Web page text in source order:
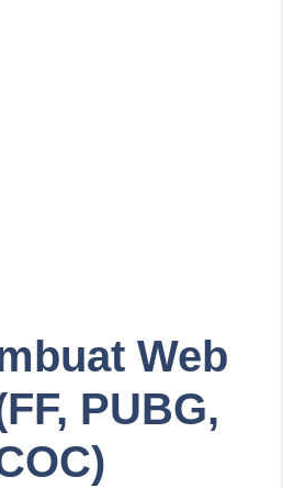
Web
PUBG,